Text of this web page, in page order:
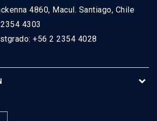
4860, Macul. Santiago, Chile
4303
+56 2 2354 4028